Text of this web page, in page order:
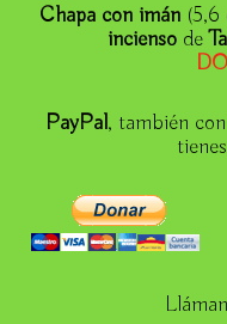
Chapa con imán
incienso de
PayPal, también con